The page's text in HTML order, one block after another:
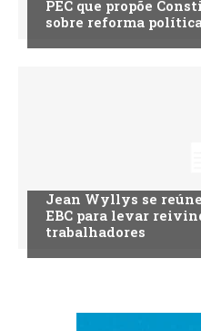
PEC que propõe
sobre reforma
Jean Wyllys se
EBC para levar
trabalhadores